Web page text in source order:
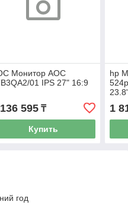
Монитор AOC
01 IPS 27" 16:9
595₸
Купить
hp
1
год